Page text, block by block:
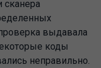
сканера
выдавала
коды
неправильно.